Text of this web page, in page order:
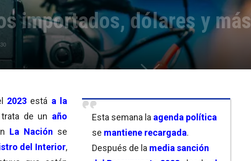
importados, dólares y más
Esta semana la agenda política
se mantiene recargada.
Después de la media sanción
2023 está a la
de un año
La Nación se
del Interior,